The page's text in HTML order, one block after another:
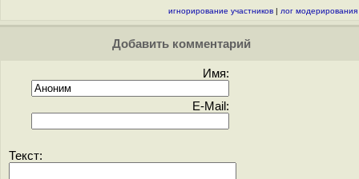
игнорирование участников | лог модерирования
Добавить комментарий
Имя:
E-Mail:
Текст: